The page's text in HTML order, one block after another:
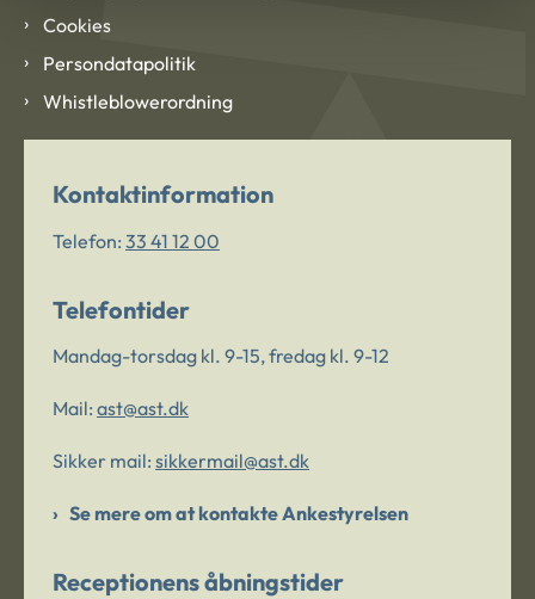
Cookies
Persondatapolitik
Whistleblowerordning
Kontaktinformation
Telefon: 33 41 12 00
Telefontider
Mandag-torsdag kl. 9-15, fredag kl. 9-12
Mail: ast@ast.dk
Sikker mail: sikkermail@ast.dk
Se mere om at kontakte Ankestyrelsen
Receptionens åbningstider